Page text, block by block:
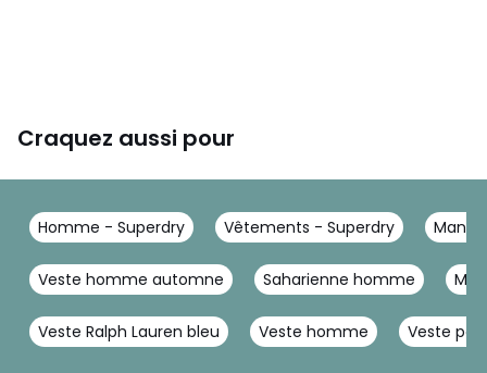
Craquez aussi pour
Homme - Superdry Vêtements - Superdry
Veste homme automne Saharienne homme
Veste Ralph Lauren bleu Veste homme Veste